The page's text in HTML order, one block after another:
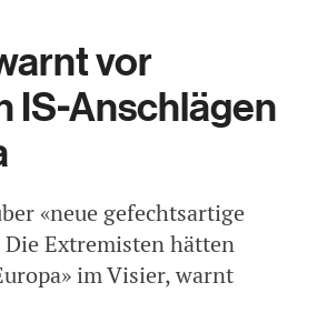
vor
IS-Anschlägen
«neue gefechtsartige
Extremisten hätten
im Visier, warnt